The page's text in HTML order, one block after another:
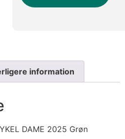
information
DAME 2025 Grøn